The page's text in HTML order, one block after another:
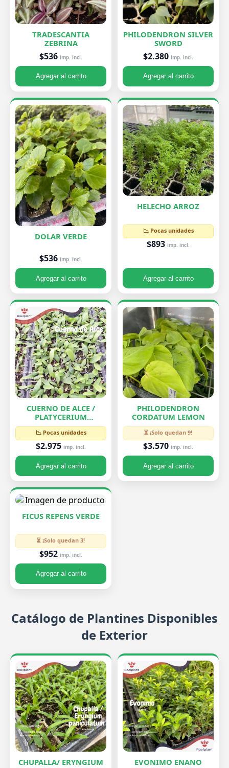
TRADESCANTIA
ZEBRINA
$536 imp. incl.
Agregar al carrito
PHILODENDRON SILVER
SWORD
$2.380 imp. incl.
Agregar al carrito
DOLAR VERDE
$536 imp. incl.
Agregar al carrito
HELECHO ARROZ
📉 Pocas unidades
$893 imp. incl.
Agregar al carrito
CUERNO DE ALCE /
PLATYCERIUM
BIFURCATUM
📉 Pocas unidades
$2.975 imp. incl.
Agregar al carrito
PHILODENDRON
CORDATUM LEMON
⏳ ¡Solo quedan 9!
$3.570 imp. incl.
Agregar al carrito
FICUS REPENS VERDE
⏳ ¡Solo quedan 3!
$952 imp. incl.
Agregar al carrito
Catálogo de Plantines Disponibles
de Exterior
CHUPALLA/ ERYNGIUM
EVONIMO ENANO